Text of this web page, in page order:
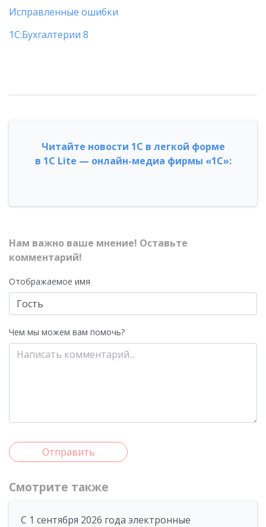
Исправленные ошибки
1С:Бухгалтерии 8
Читайте новости 1С в легкой форме
в 1С Lite — онлайн-медиа фирмы «1С»:
Нам важно ваше мнение! Оставьте
комментарий!
Отображаемое имя
Чем мы можем вам помочь?
Отправить
Смотрите также
С 1 сентября 2026 года электронные